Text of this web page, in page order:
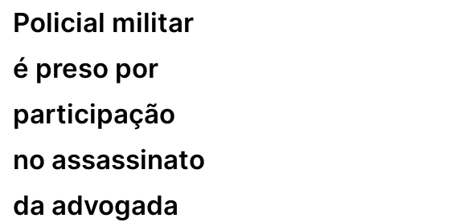
Policial militar
é preso por
participação
no assassinato
da advogada